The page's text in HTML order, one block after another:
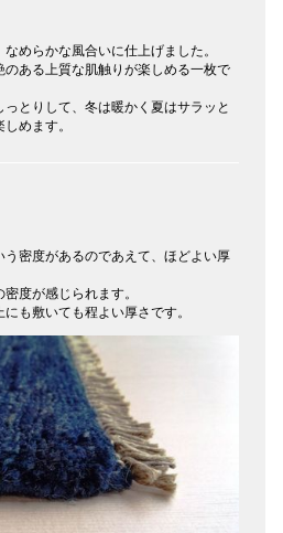
めらかな風合いに仕上げました。
ある上質な肌触りが楽しめる一枚で
とりして、冬は暖かく夏はサラッと
めます。
密度があるのであえて、ほどよい厚
度が感じられます。
も敷いても程よい厚さです。